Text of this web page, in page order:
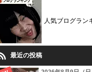
人気ブログラン
最近の投稿